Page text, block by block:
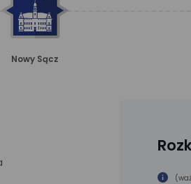
Nowy Sącz